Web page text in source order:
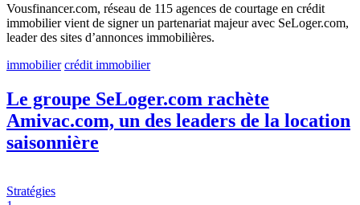
Vousfinancer.com, réseau de 115 agences de courtage en crédit
immobilier vient de signer un partenariat majeur avec SeLoger.com,
leader des sites d’annonces immobilières.
immobilier crédit immobilier
Le groupe SeLoger.com rachète
Amivac.com, un des leaders de la location
saisonnière
Stratégies